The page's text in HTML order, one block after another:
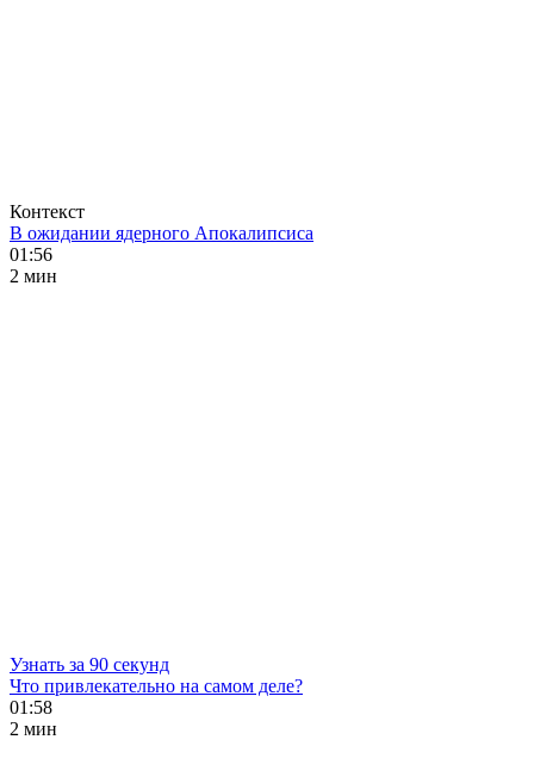
Контекст
В ожидании ядерного Апокалипсиса
01:56
2 мин
Узнать за 90 секунд
Что привлекательно на самом деле?
01:58
2 мин